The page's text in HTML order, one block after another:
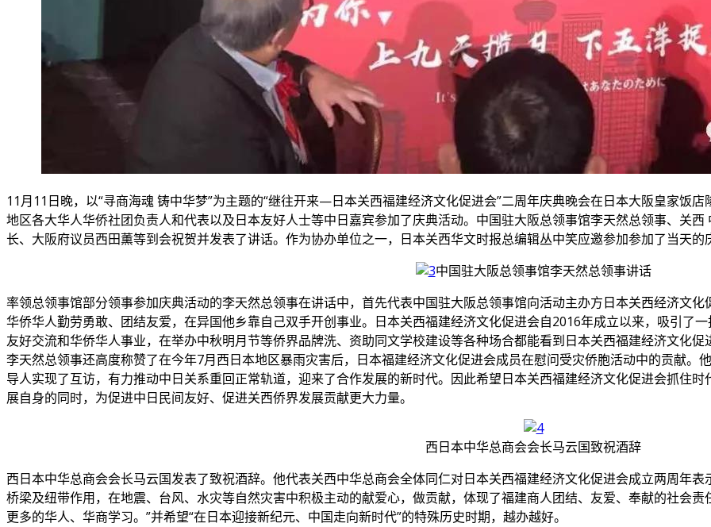
11月11日晚，以“寻商海魂 铸中华梦”为主题的“继往开来—日本关西福建经济文化促进会”二周年庆典晚会在日本大阪皇家饭
地区各大华人华侨社团负责人和代表以及日本友好人士等中日嘉宾参加了庆典活动。中国驻大阪总领事馆李天然总领事、关
长、大阪府议员西田薰等到会祝贺并发表了讲话。作为协办单位之一，日本关西华文时报总编辑丛中笑应邀参加参加了当天的
中国驻大阪总领事馆李天然总领事讲话
率领总领事馆部分领事参加庆典活动的李天然总领事在讲话中，首先代表中国驻大阪总领事馆向活动主办方日本关西经济文
华侨华人勤劳勇敢、团结友爱，在异国他乡靠自己双手开创事业。日本关西福建经济文化促进会自2016年成立以来，吸引了
友好交流和华侨华人事业，在举办中秋明月节等侨界品牌洗、资助同文学校建设等各种场合都能看到日本关西福建经济文化促
李天然总领事还高度称赞了在今年7月西日本地区暴雨灾害后，日本福建经济文化促进会成员在慰问受灾侨胞活动中的贡献。
导人实现了互访，有力推动中日关系重回正常轨道，迎来了合作发展的新时代。因此希望日本关西福建经济文化促进会抓住
展自身的同时，为促进中日民间友好、促进关西侨界发展贡献更大力量。
西日本中华总商会会长马云国致祝酒辞
西日本中华总商会会长马云国发表了致祝酒辞。他代表关西中华总商会全体同仁对日本关西福建经济文化促进会成立两周年
桥梁及纽带作用，在地震、台风、水灾等自然灾害中积极主动的献爱心，做贡献，体现了福建商人团结、友爱、奉献的社会
更多的华人、华商学习。”并希望“在日本迎接新纪元、中国走向新时代”的特殊历史时期，越办越好。